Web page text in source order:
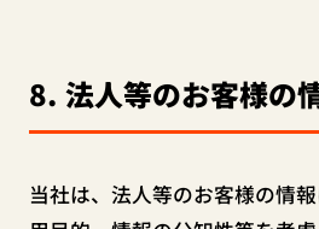
8 法人等のお客様の
当社は、法人等のお客様の情